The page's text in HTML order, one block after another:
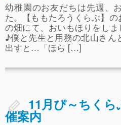
幼稚園のお友だちは先週、
た。【ももたろうくらぶ】
の畑にて、おいもほりをし
♪僕と先生と用務の北山さん
出すと…「ほら […]
11月ぴ～ちくら
催案内